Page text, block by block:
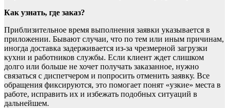
Как узнать, где заказ?
Приблизительное время выполнения заявки указывается в
приложении. Бывают случаи, что по тем или иным причинам,
иногда доставка задерживается из-за чрезмерной загрузки
кухни и работников службы. Если клиент ждет слишком
долго или больше не хочет получать заказанное, нужно
связаться с диспетчером и попросить отменить заявку. Все
обращения фиксируются, это помогает понят «узкие» места в
работе, исправить их и избежать подобных ситуаций в
дальнейшем.